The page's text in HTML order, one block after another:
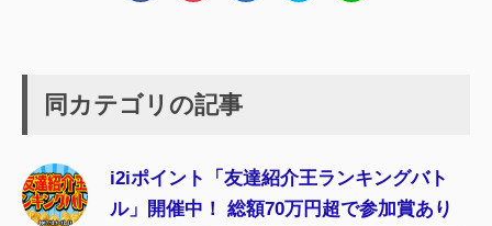
同カテゴリの記事
i2iポイント「友達紹介王ランキングバト
ル」開催中！ 総額70万円超で参加賞あり